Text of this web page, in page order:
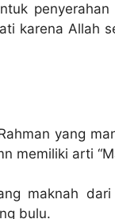
karena Allah
yang
memiliki arti
maknah
bulu.